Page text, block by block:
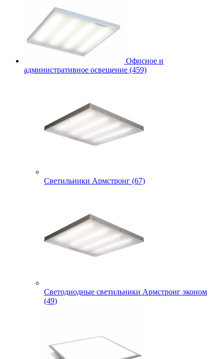
Офисное и
административное освещение (459)
Светильники Армстронг (67)
Светодиодные светильники Армстронг эконом
(49)